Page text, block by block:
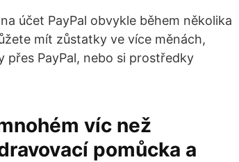
účet PayPal obvykle během několika
mít zůstatky ve více měnách,
PayPal, nebo si prostředky
víc než
pomůcka a